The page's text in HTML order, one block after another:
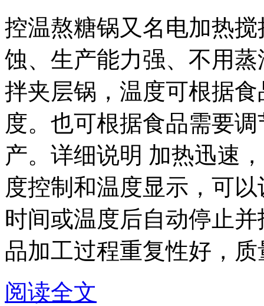
控温熬糖锅又名电加热
蚀、生产能力强、不用
拌夹层锅，温度可根据
度。也可根据食品需要
产。详细说明 加热迅速
度控制和温度显示，可
时间或温度后自动停止
品加工过程重复性好，
阅读全文